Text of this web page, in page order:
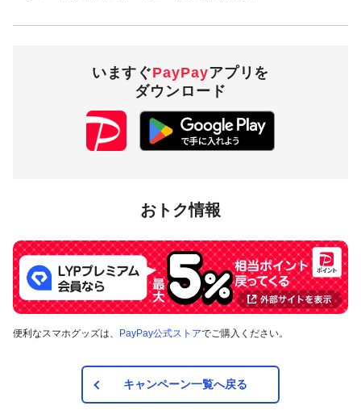
いますぐPayPayアプリを
ダウンロード
おトク情報
便利なスマホグッズは、 PayPay公式ストアでご購入ください。
キャンペーン一覧へ戻る